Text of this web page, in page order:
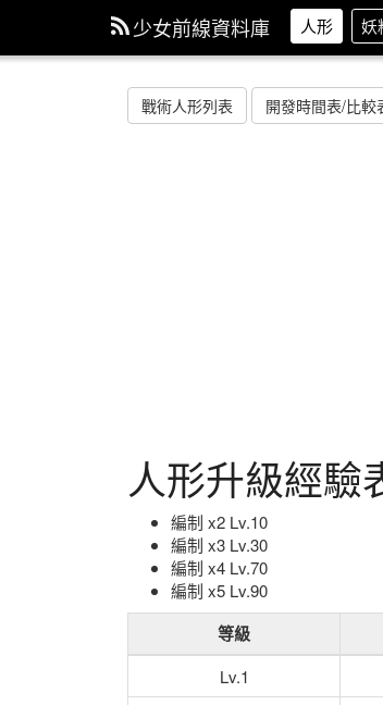
少女前線資料庫 人形 妖
戰術人形列表 開發時間表/比較
人形升級經驗
編制 x2 Lv.10
編制 x3 Lv.30
編制 x4 Lv.70
編制 x5 Lv.90
等級
Lv.1